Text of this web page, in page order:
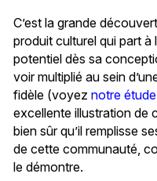
C’est la grande
produit culturel qui part
potentiel dès sa
voir multiplié au sein
fidèle (voyez notre
excellente illustration de
bien sûr qu’il remplisse
de cette communauté,
le démontre.